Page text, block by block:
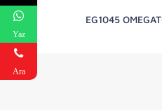
EG1045
Yaz
Ara